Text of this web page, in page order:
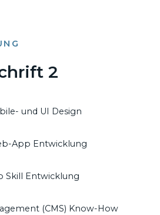
2
und UI Design
App Entwicklung
Skill Entwicklung
(CMS) Know-How